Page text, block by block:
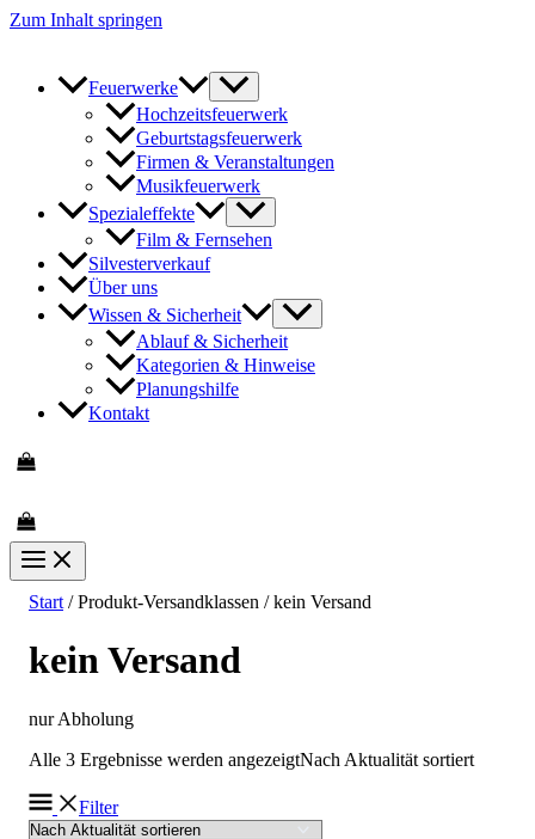
Zum Inhalt springen
Feuerwerke
Hochzeitsfeuerwerk
Geburtstagsfeuerwerk
Firmen & Veranstaltungen
Musikfeuerwerk
Spezialeffekte
Film & Fernsehen
Silvesterverkauf
Über uns
Wissen & Sicherheit
Ablauf & Sicherheit
Kategorien & Hinweise
Planungshilfe
Kontakt
Start / Produkt-Versandklassen / kein Versand
kein Versand
nur Abholung
Alle 3 Ergebnisse werden angezeigtNach Aktualität sortiert
Filter